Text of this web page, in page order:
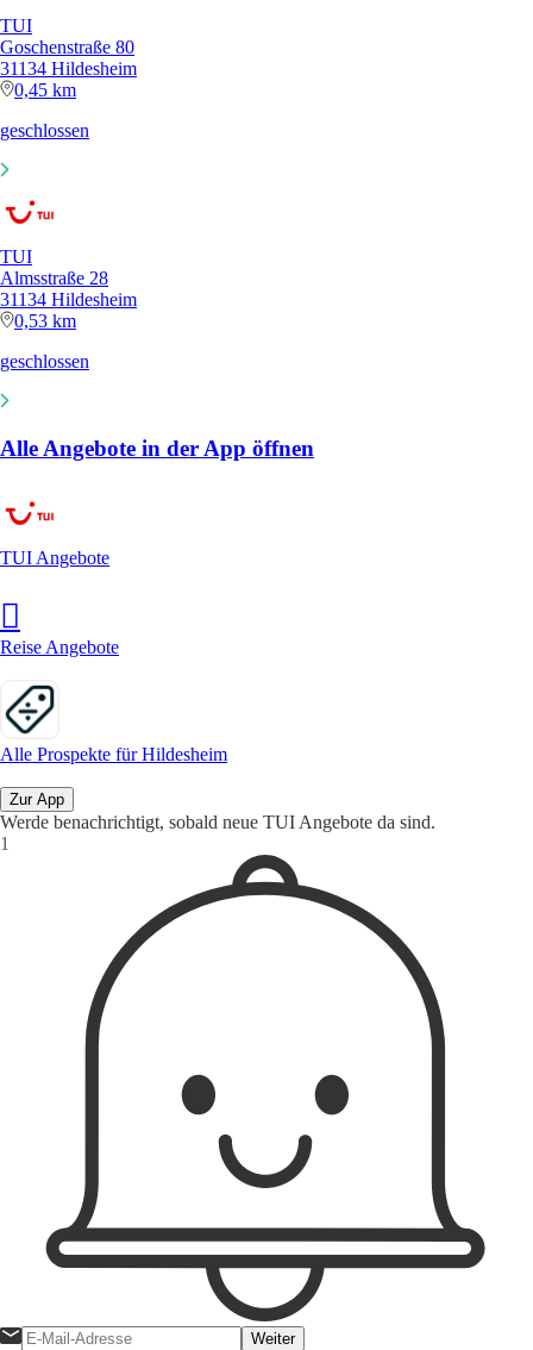
TUI
Goschenstraße 80
31134 Hildesheim
0,45 km
geschlossen
TUI
Almsstraße 28
31134 Hildesheim
0,53 km
geschlossen
Alle Angebote in der App öffnen
TUI Angebote
Reise Angebote
Alle Prospekte für Hildesheim
Zur App
Werde benachrichtigt, sobald neue TUI Angebote da sind.
Weiter